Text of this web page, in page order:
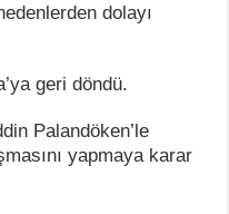
dolayı
geri döndü.
Palandöken’le
yapmaya karar